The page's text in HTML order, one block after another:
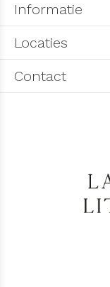
Informatie
Locaties
Contact